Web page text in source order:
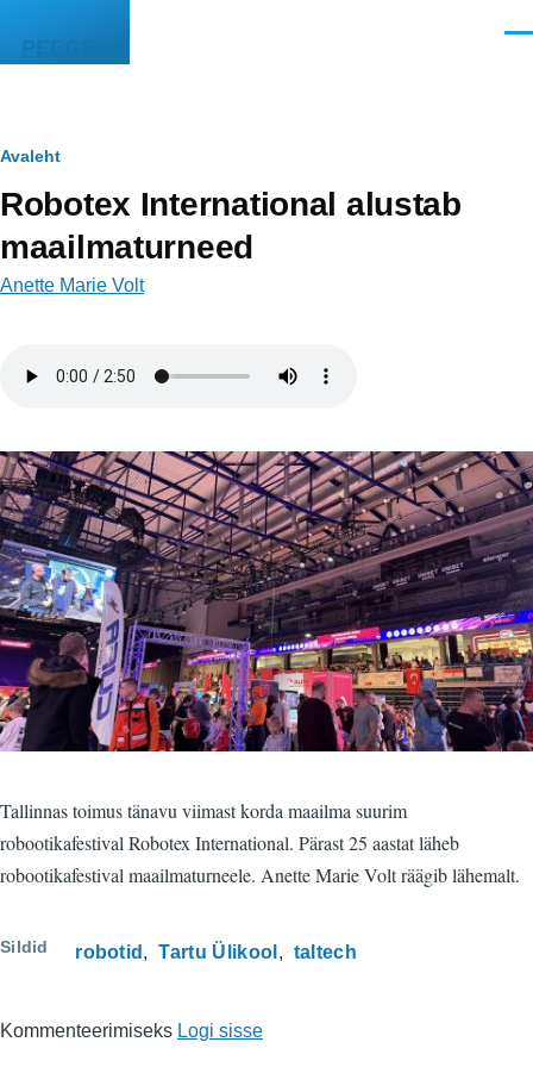
PEEGEL
Leivapuru
Avaleht
Robotex International alustab
maailmaturneed
Anette Marie Volt
Tallinnas toimus tänavu viimast korda maailma suurim
robootikafestival Robotex International. Pärast 25 aastat läheb
robootikafestival maailmaturneele. Anette Marie Volt räägib lähemalt.
Sildid robotid Tartu Ülikool taltech
Kommenteerimiseks Logi sisse